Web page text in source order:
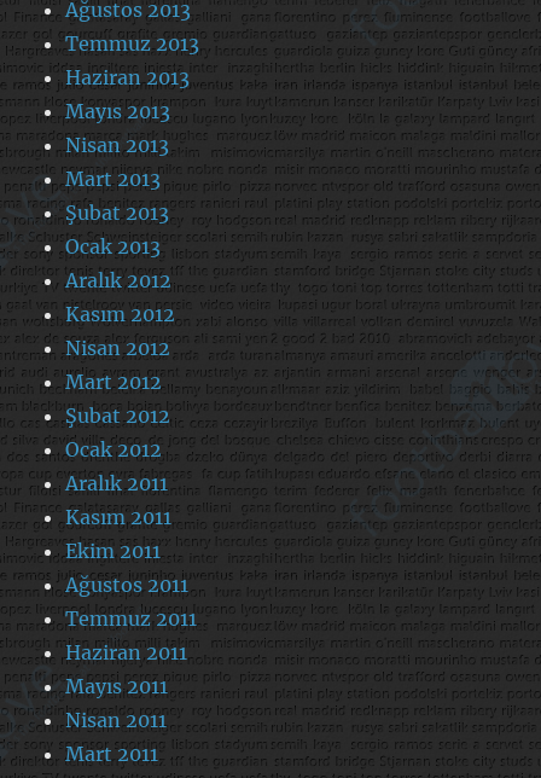
Ağustos 2013
Temmuz 2013
Haziran 2013
Mayıs 2013
Nisan 2013
Mart 2013
Şubat 2013
Ocak 2013
Aralık 2012
Kasım 2012
Nisan 2012
Mart 2012
Şubat 2012
Ocak 2012
Aralık 2011
Kasım 2011
Ekim 2011
Ağustos 2011
Temmuz 2011
Haziran 2011
Mayıs 2011
Nisan 2011
Mart 2011